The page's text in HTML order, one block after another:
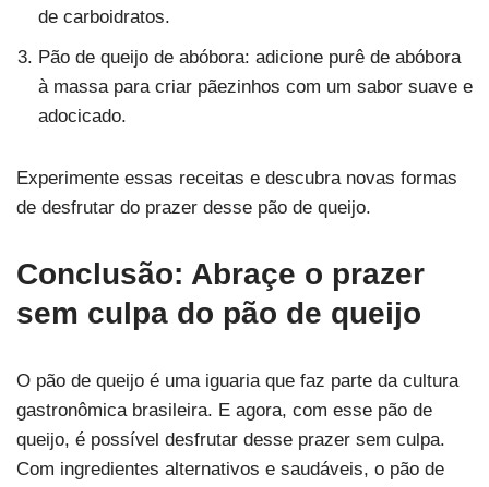
de carboidratos.
Pão de queijo de abóbora: adicione purê de abóbora
à massa para criar pãezinhos com um sabor suave e
adocicado.
Experimente essas receitas e descubra novas formas
de desfrutar do prazer desse pão de queijo.
Conclusão: Abraçe o prazer
sem culpa do pão de queijo
O pão de queijo é uma iguaria que faz parte da cultura
gastronômica brasileira. E agora, com esse pão de
queijo, é possível desfrutar desse prazer sem culpa.
Com ingredientes alternativos e saudáveis, o pão de